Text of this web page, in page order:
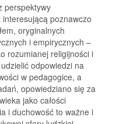
perspektywy
poznawczo
oryginalnych
i empirycznych –
rozumianej religijności i
odpowiedzi na
w pedagogice, a
opowiedziano się za
jako całości
i duchowość to ważne i